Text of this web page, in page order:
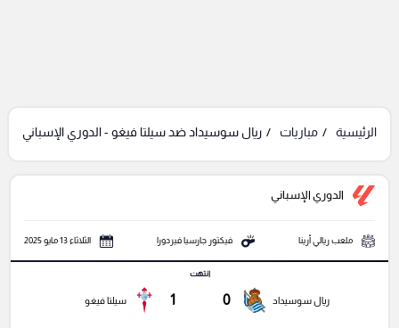
الرئيسية مباريات ريال سوسيداد ضد سيلتا فيغو - الدوري الإسباني
الدوري الإسباني
ملعب ريالي أرينا فيكتور جارسيا فيردورا الثلاثاء 13 مايو 2025
ريال سوسيداد 0
انتهت
1 سيلتا فيغو